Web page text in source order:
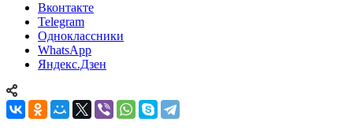
Вконтакте
Telegram
Одноклассники
WhatsApp
Яндекс.Дзен